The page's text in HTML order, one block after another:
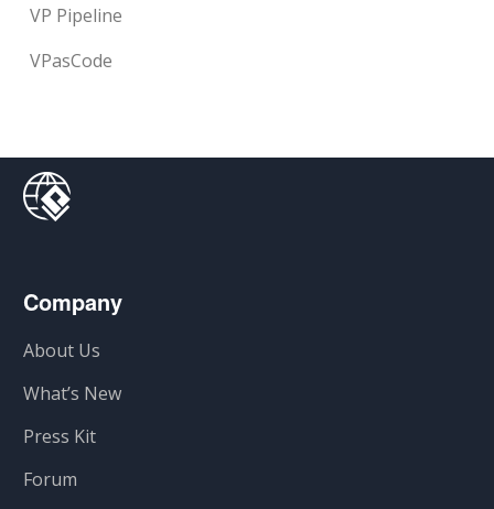
VP Pipeline
VPasCode
Company
About Us
What’s New
Press Kit
Forum